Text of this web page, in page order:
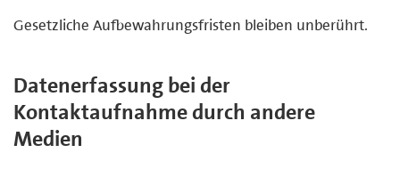
Gesetzliche Aufbewahrungsfristen bleiben unberührt.
Datenerfassung bei der
Kontaktaufnahme durch andere
Medien